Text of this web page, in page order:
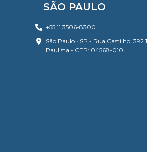
SÃO PAULO
+55 11 3506-8300
São Paulo • SP - Rua Castilho, 392
Paulista - CEP: 04568-010